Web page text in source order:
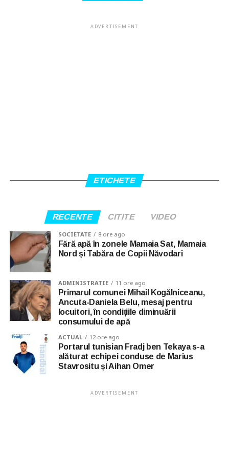
ADVERTISEMENT
ETICHETE
RECENTE CITITE VIDEO
SOCIETATE 8 ore ago
Fără apă în zonele Mamaia Sat, Mamaia
Nord și Tabăra de Copii Năvodari
ADMINISTRATIE 11 ore ago
Primarul comunei Mihail Kogălniceanu,
Ancuta-Daniela Belu, mesaj pentru
locuitori, în condițiile diminuării
consumului de apă
ACTUAL 12 ore ago
Portarul tunisian Fradj ben Tekaya s-a
alăturat echipei conduse de Marius
Stavrositu și Aihan Omer
ADVERTISEMENT